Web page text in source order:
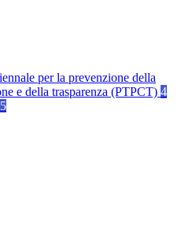
per la prevenzione della
e della trasparenza (PTPCT) 4